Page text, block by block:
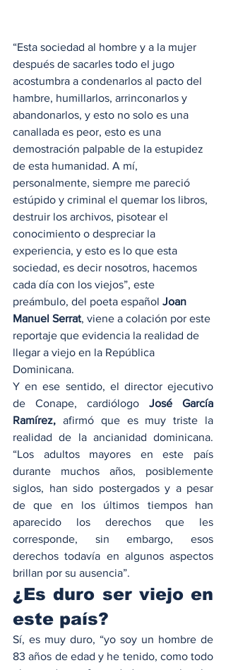
“Esta sociedad al hombre y a la mujer
después de sacarles todo el jugo
acostumbra a condenarlos al pacto del
hambre, humillarlos, arrinconarlos y
abandonarlos, y esto no solo es una
canallada es peor, esto es una
demostración palpable de la estupidez
de esta humanidad. A mí,
personalmente, siempre me pareció
estúpido y criminal el quemar los libros,
destruir los archivos, pisotear el
conocimiento o despreciar la
experiencia, y esto es lo que esta
sociedad, es decir nosotros, hacemos
cada día con los viejos”, este
preámbulo, del poeta español Joan
Manuel Serrat, viene a colación por este
reportaje que evidencia la realidad de
llegar a viejo en la República
Dominicana.
Y en ese sentido, el director ejecutivo
de Conape, cardiólogo José García
Ramírez, afirmó que es muy triste la
realidad de la ancianidad dominicana.
“Los adultos mayores en este país
durante muchos años, posiblemente
siglos, han sido postergados y a pesar
de que en los últimos tiempos han
aparecido los derechos que les
corresponde, sin embargo, esos
derechos todavía en algunos aspectos
brillan por su ausencia”.
¿Es duro ser viejo en
este país?
Sí, es muy duro, “yo soy un hombre de
83 años de edad y he tenido, como todo